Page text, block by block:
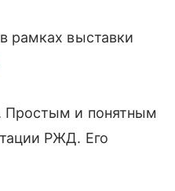
рамках выставки
Простым и понятным
РЖД. Его